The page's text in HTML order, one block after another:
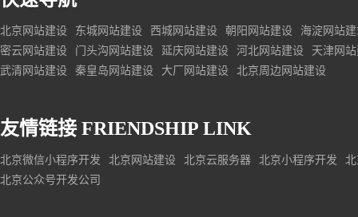
北京网站建设 东城网站建设 西城网站建设 朝阳网站建设
海淀网站
密云网站建设
门头沟网站建设 延庆网站建设 河北网站建设
天津网
武清网站建设
秦皇岛网站建设 大厂网站建设 北京周边网站建设
友情链接 FRIENDSHIP LINK
北京微信小程序开发 北京网站建设 北京云服务器 北京小程序开发
北京公众号开发公司